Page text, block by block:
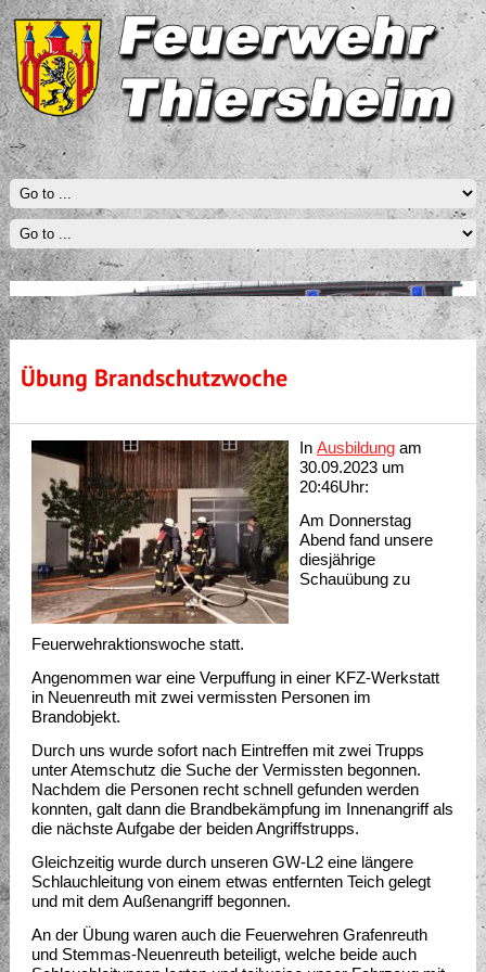
-->
Übung Brandschutzwoche
In Ausbildungam
30.09.2023 um
20:46Uhr:
Am Donnerstag
Abend fand unsere
diesjährige
Schauübung zu
Feuerwehraktionswoche statt.
Angenommen war eine Verpuffung in einer KFZ-Werkstatt
in Neuenreuth mit zwei vermissten Personen im
Brandobjekt.
Durch uns wurde sofort nach Eintreffen mit zwei Trupps
unter Atemschutz die Suche der Vermissten begonnen.
Nachdem die Personen recht schnell gefunden werden
konnten, galt dann die Brandbekämpfung im Innenangriff als
die nächste Aufgabe der beiden Angriffstrupps.
Gleichzeitig wurde durch unseren GW-L2 eine längere
Schlauchleitung von einem etwas entfernten Teich gelegt
und mit dem Außenangriff begonnen.
An der Übung waren auch die Feuerwehren Grafenreuth
und Stemmas-Neuenreuth beteiligt, welche beide auch